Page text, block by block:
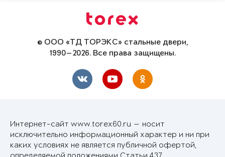
© ООО «ТД ТОРЭКС» стальные двери,
1990—2026. Все права защищены.
Интернет-сайт www.torex60.ru — носит
исключительно информационный характер и ни при
каких условиях не является публичной офертой,